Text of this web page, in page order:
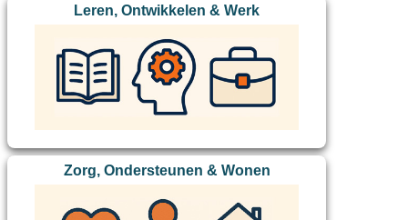
Leren, Ontwikkelen & Werk
Zorg, Ondersteunen & Wonen